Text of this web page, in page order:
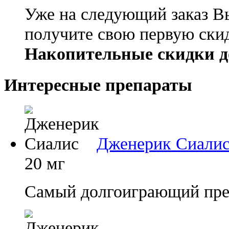
Уже на следующий заказ
получите свою первую
Накопительные скидки
Интересные препараты
Дженерик
20 мг
Самый долгоиграющий